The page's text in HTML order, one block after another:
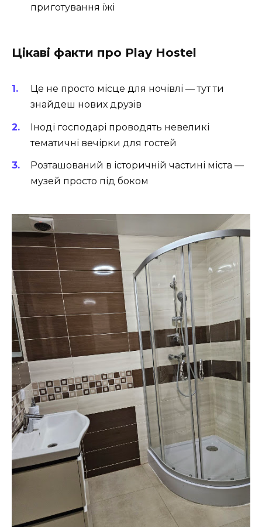
приготування їжі
Цікаві факти про Play Hostel
Це не просто місце для ночівлі — тут ти
знайдеш нових друзів
Іноді господарі проводять невеликі
тематичні вечірки для гостей
Розташований в історичній частині міста —
музей просто під боком